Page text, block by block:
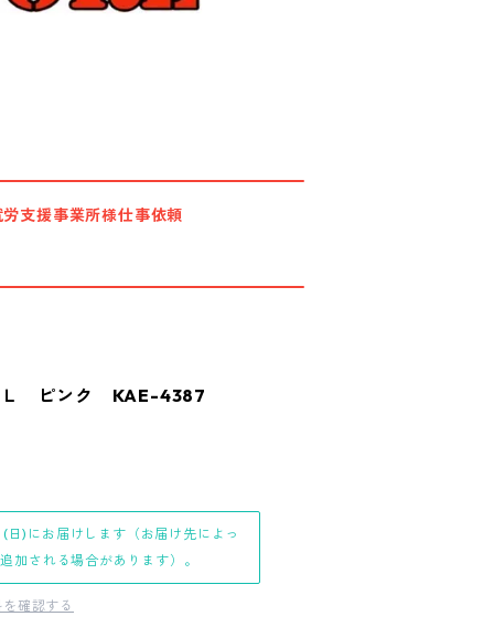
労支援事業所様仕事依頼
Ｌ ピンク KAE-4387
)にお届けします（お届け先によっ
加される場合があります）。
確認する